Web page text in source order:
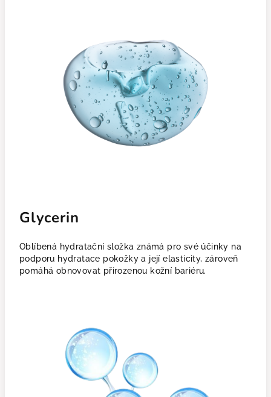
Glycerin
Oblíbená hydratační složka známá pro své účinky na
podporu hydratace pokožky a její elasticity, zároveň
pomáhá obnovovat přirozenou kožní bariéru.